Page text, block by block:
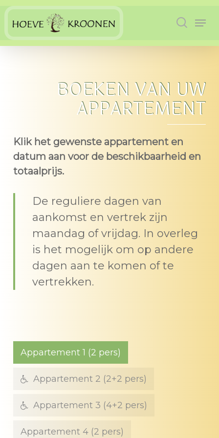
Skip
main
search
BOEKEN VAN UW
APPARTEMENT
Klik het gewenste appartement en
datum aan voor de beschikbaarheid en
totaalprijs.
De reguliere dagen van
aankomst en vertrek zijn
maandag of vrijdag. In overleg
is het mogelijk om op andere
dagen aan te komen of te
vertrekken.
Appartement 1 (2 pers)
Appartement 2 (2+2 pers)
Appartement 3 (4+2 pers)
Appartement 4 (2 pers)